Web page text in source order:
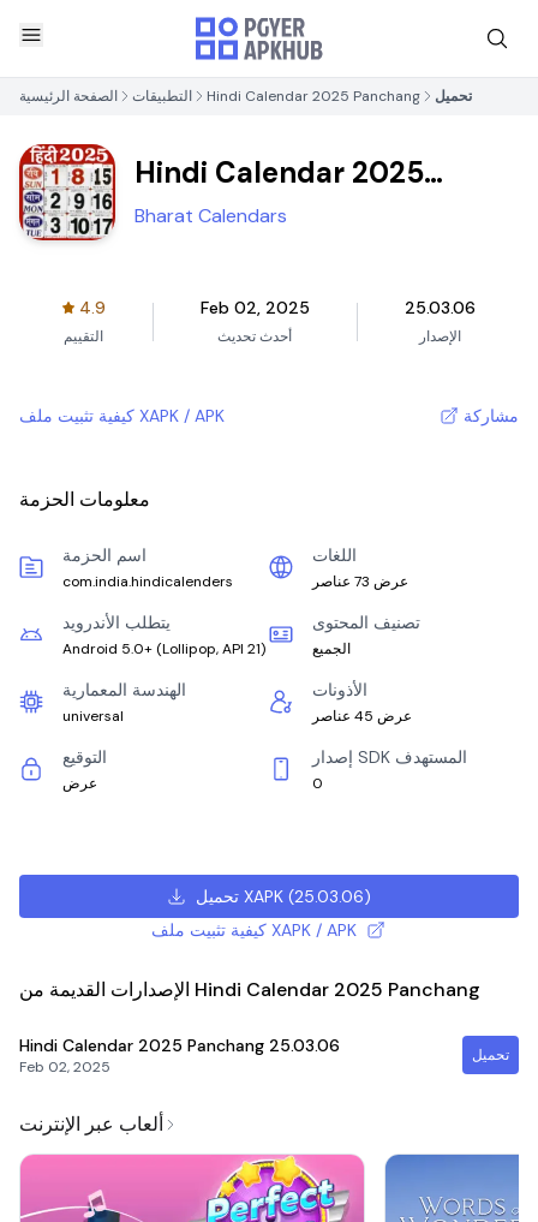
الصفحة الرئيسية التطبيقات Hindi Calendar 2025 Panchang تحميل
Hindi Calendar 2025
Panchang
Bharat Calendars
4.9
التقييم
Feb 02, 2025
أحدث تحديث
25.03.06
الإصدار
كيفية تثبيت ملف XAPK / APK مشاركة
معلومات الحزمة
اسم الحزمة
com.india.hindicalenders
اللغات
عرض 73 عناصر
يتطلب الأندرويد
Android 5.0+ (Lollipop, API 21)
تصنيف المحتوى
الجميع
الهندسة المعمارية
universal
الأذونات
عرض 45 عناصر
التوقيع
عرض
إصدار SDK المستهدف
0
تحميل XAPK(25.03.06)
كيفية تثبيت ملف XAPK / APK
الإصدارات القديمة من Hindi Calendar 2025 Panchang
Hindi Calendar 2025 Panchang 25.03.06
Feb 02, 2025
تحميل
ألعاب عبر الإنترنت